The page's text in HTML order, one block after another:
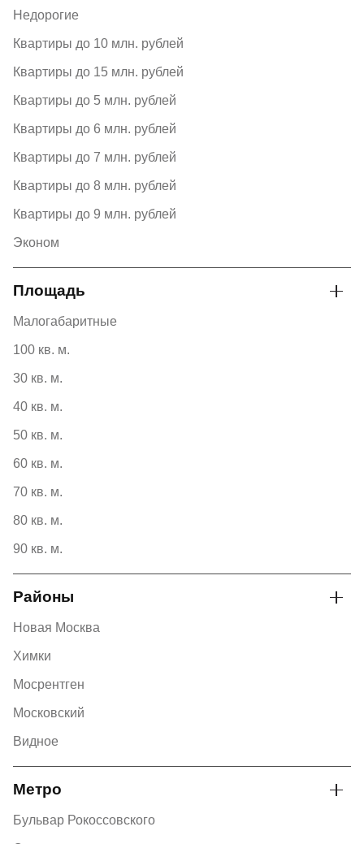
Недорогие
Квартиры до 10 млн. рублей
Квартиры до 15 млн. рублей
Квартиры до 5 млн. рублей
Квартиры до 6 млн. рублей
Квартиры до 7 млн. рублей
Квартиры до 8 млн. рублей
Квартиры до 9 млн. рублей
Эконом
Площадь
Малогабаритные
100 кв. м.
30 кв. м.
40 кв. м.
50 кв. м.
60 кв. м.
70 кв. м.
80 кв. м.
90 кв. м.
Районы
Новая Москва
Химки
Мосрентген
Московский
Видное
Метро
Бульвар Рокоссовского